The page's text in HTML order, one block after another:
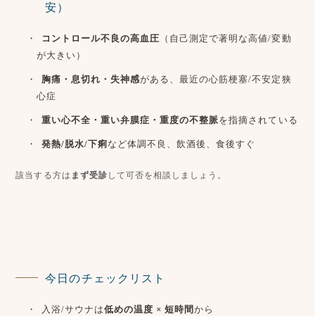
安）
コントロール不良の高血圧 （自己測定で著明な高値/変動
が大きい）
胸痛・息切れ・失神感がある、最近の心筋梗塞/不安定狭
心症
重い心不全・重い弁膜症・重度の不整脈を指摘されている
発熱/脱水/下痢など体調不良、飲酒後、食後すぐ
該当する方は まず受診 して可否を相談しましょう。
今日のチェックリスト
入浴/サウナは低めの温度 × 短時間から